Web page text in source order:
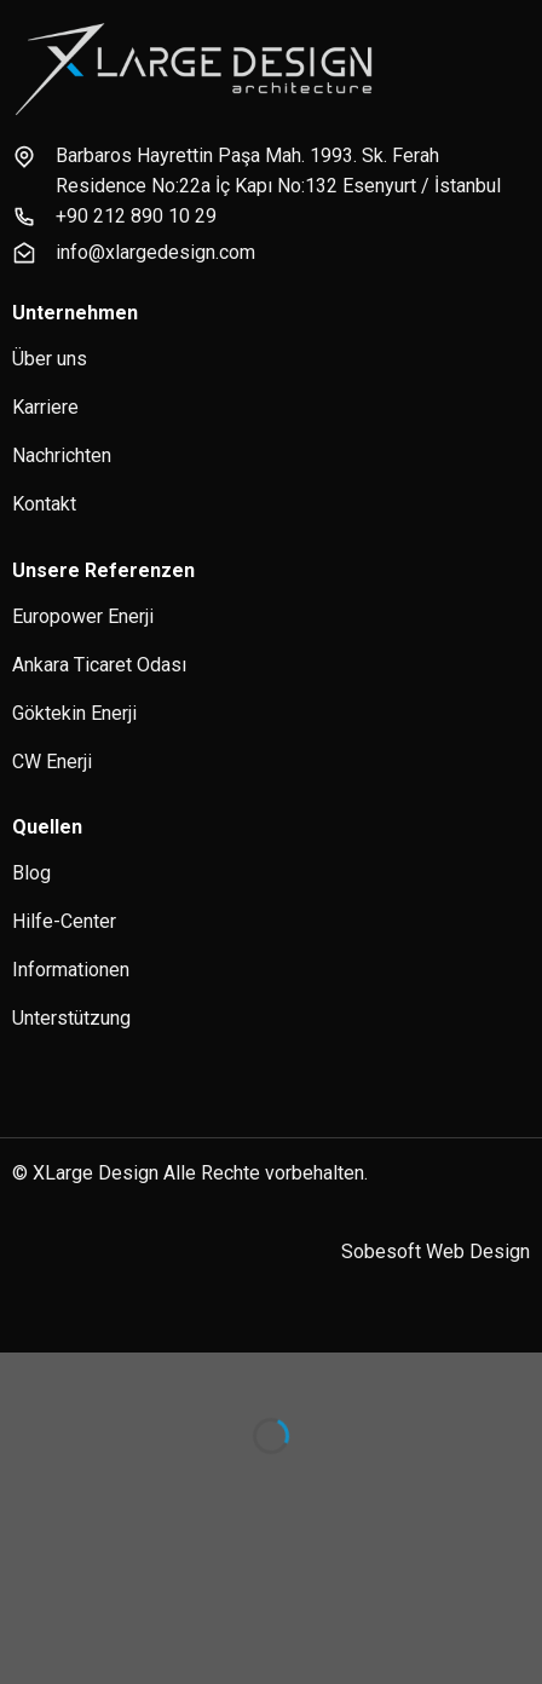
Barbaros Hayrettin Paşa Mah. 1993. Sk. Ferah
Residence No:22a İç Kapı No:132 Esenyurt / İstanbul
+90 212 890 10 29
info@xlargedesign.com
Unternehmen
Über uns
Karriere
Nachrichten
Kontakt
Unsere Referenzen
Europower Enerji
Ankara Ticaret Odası
Göktekin Enerji
CW Enerji
Quellen
Blog
Hilfe-Center
Informationen
Unterstützung
© XLarge Design Alle Rechte vorbehalten.
Sobesoft Web Design